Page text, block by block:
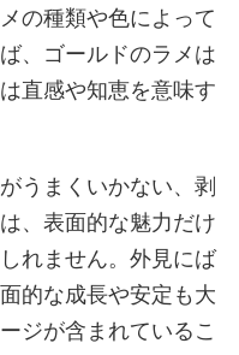
の種類や色によって
、ゴールドのラメは
直感や知恵を意味す
うまくいかない、剥
、表面的な魅力だけ
れません。外見にば
的な成長や安定も大
ジが含まれているこ